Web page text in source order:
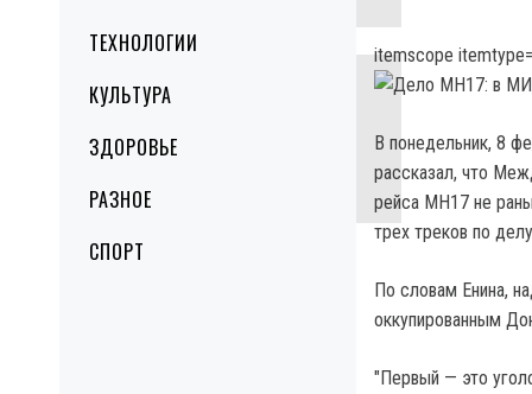
ТЕХНОЛОГИИ
КУЛЬТУРА
ЗДОРОВЬЕ
РАЗНОЕ
СПОРТ
itemscope
В понедельник, 8
рассказал, что
рейса MH17 не
трех треков по
По словам Енина,
оккупированным
"Первый — это